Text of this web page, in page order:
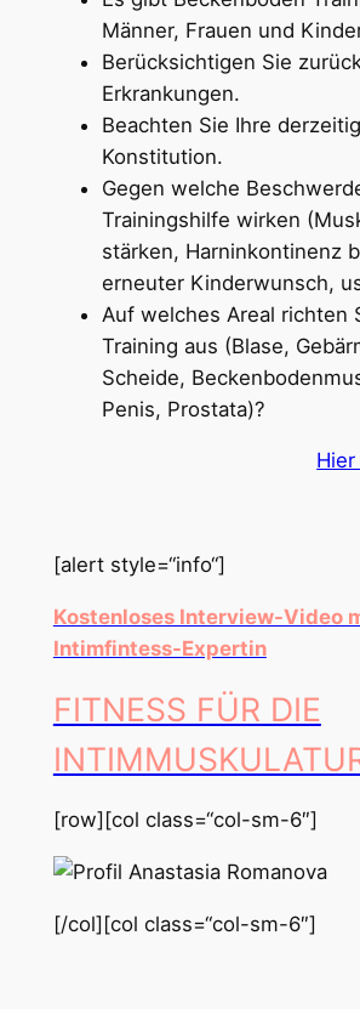
Männer, Frauen und
Berücksichtigen Sie
Erkrankungen.
Beachten Sie Ihre
Konstitution.
Gegen welche
Trainingshilfe wirken
stärken, Harninkontinenz
erneuter Kinderwunsch,
Auf welches Areal richten
Training aus (Blase,
Scheide,
Penis, Prostata)?
[alert style=“info“]
Kostenloses Interview-Video
Intimfintess-Expertin
FITNESS FÜR DIE
[row][col class=“col-sm-6″]
[/col][col class=“col-sm-6″]